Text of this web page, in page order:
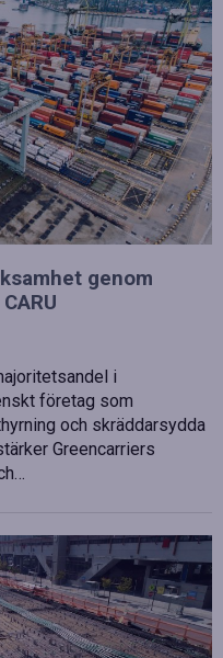
genom
i
företag som
och skräddarsydda
Greencarriers